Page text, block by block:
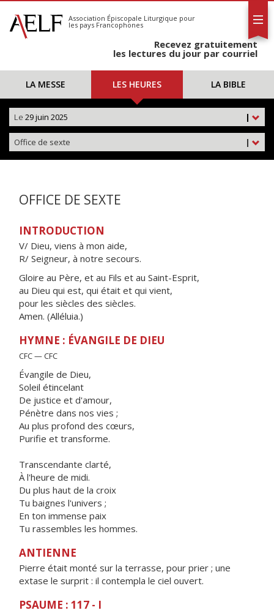
S'abonner
Calendrier
Association Épiscopale Liturgique pour
les pays Francophones
Recevez gratuitement
les lectures du jour par courriel
LA MESSE LES HEURES LA BIBLE
|
Le 29 juin 2025
|
Office de sexte
OFFICE DE SEXTE
INTRODUCTION
V/ Dieu, viens à mon aide,
R/ Seigneur, à notre secours.
Gloire au Père, et au Fils et au Saint-Esprit,
au Dieu qui est, qui était et qui vient,
pour les siècles des siècles.
Amen. (Alléluia.)
HYMNE : ÉVANGILE DE DIEU
CFC — CFC
Évangile de Dieu,
Soleil étincelant
De justice et d'amour,
Pénètre dans nos vies ;
Au plus profond des cœurs,
Purifie et transforme.
Transcendante clarté,
À l'heure de midi.
Du plus haut de la croix
Tu baignes l'univers ;
En ton immense paix
Tu rassembles les hommes.
ANTIENNE
Pierre était monté sur la terrasse, pour prier ; une
extase le surprit : il contempla le ciel ouvert.
PSAUME : 117 - I